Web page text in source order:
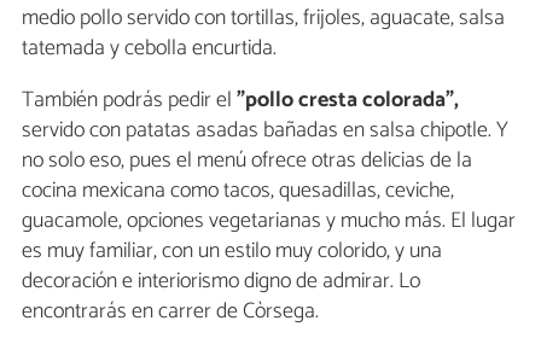
medio pollo servido con tortillas, frijoles, aguacate, salsa
tatemada y cebolla encurtida.
También podrás pedir el"pollo cresta colorada",
servido con patatas asadas bañadas en salsa chipotle. Y
no solo eso, pues el menú ofrece otras delicias de la
cocina mexicana como tacos, quesadillas, ceviche,
guacamole, opciones vegetarianas y mucho más. El lugar
es muy familiar, con un estilo muy colorido, y una
decoración e interiorismo digno de admirar. Lo
encontrarás en carrer de Còrsega.